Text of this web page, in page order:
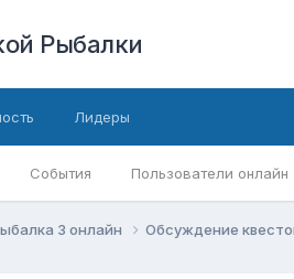
Рыбалки
События Пользователи онлайн
Лидеры
3 онлайн Обсуждение